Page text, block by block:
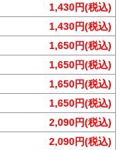
1,430円(税込)
1,430円(税込)
1,650円(税込)
1,650円(税込)
1,650円(税込)
1,650円(税込)
2,090円(税込)
2,090円(税込)